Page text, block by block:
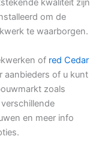
kwaliteit zijn
om de
te waarborgen.
of red Cedar
aanbieders of u kunt
zoals
en meer info